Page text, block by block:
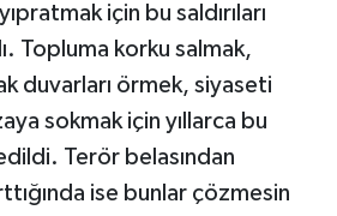
için bu saldırıları
Topluma korku salmak,
duvarları örmek, siyaseti
sokmak için yıllarca bu
Terör belasından
ise bunlar çözmesin